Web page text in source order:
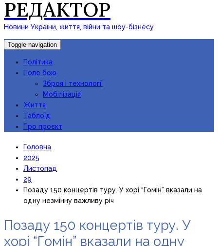
РЕДАКТОР
Новини України, життя, війни та шоу-бізнесу
Toggle navigation
Політика
Поле бою
Зброя і технології
Мобілізація
Життя
Таблоїд
Про проєкт
Головна
2025
Листопад
29
Позаду 150 концертів туру. У хорі “Гомін” вказали на
одну незмінну важливу річ
Позаду 150 концертів туру. У
хорі “Гомін” вказали на одну